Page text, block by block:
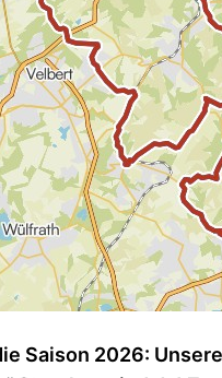
Saison 2026: Unsere